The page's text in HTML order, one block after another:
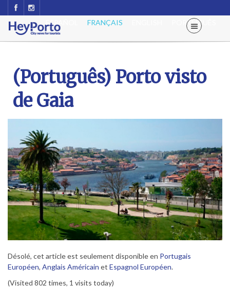
PORTUGUÊS
FRANÇAIS
ESPAÑOL
(Português) Porto visto
de Gaia
Désolé, cet article est seulement disponible en Portugais
Européen, Anglais Américain et Espagnol Européen.
(Visited 802 times, 1 visits today)